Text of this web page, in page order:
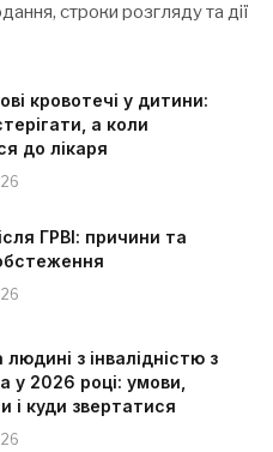
строки розгляду та дії
кровотечі у дитини:
а коли
до лікаря
ГРВІ: причини та
з інвалідністю з
у 2026 році: умови,
і куди звертатися